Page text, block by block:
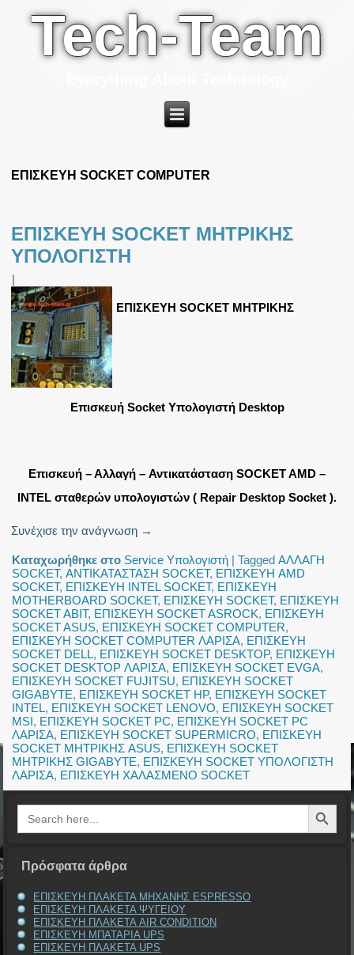
Tech-Team
ΕΠΙΣΚΕΥΗ SOCKET COMPUTER
ΕΠΙΣΚΕΥΗ SOCKET ΜΗΤΡΙΚΗΣ
ΥΠΟΛΟΓΙΣΤΗ
|
ΕΠΙΣΚΕΥΗ SOCKET ΜΗΤΡΙΚΗΣ
Επισκευή Socket Υπολογιστή Desktop
Επισκευή – Αλλαγή – Αντικατάσταση SOCKET AMD –
INTEL σταθερών υπολογιστών ( Repair Desktop Socket ).
Συνέχισε την ανάγνωση →
Καταχωρήθηκε στο Service Υπολογιστή |Tagged ΑΛΛΑΓΗ
SOCKET,ΑΝΤΙΚΑΤΑΣΤΑΣΗ SOCKET, ΕΠΙΣΚΕΥΗ AMD
SOCKET, ΕΠΙΣΚΕΥΗ INTEL SOCKET, ΕΠΙΣΚΕΥΗ
MOTHERBOARD SOCKET, ΕΠΙΣΚΕΥΗ SOCKET, ΕΠΙΣΚΕΥΗ
SOCKET ABIT, ΕΠΙΣΚΕΥΗ SOCKET ASROCK, ΕΠΙΣΚΕΥΗ
SOCKET ASUS, ΕΠΙΣΚΕΥΗ SOCKET COMPUTER,
ΕΠΙΣΚΕΥΗ SOCKET COMPUTER ΛΑΡΙΣΑ, ΕΠΙΣΚΕΥΗ
SOCKET DELL, ΕΠΙΣΚΕΥΗ SOCKET DESKTOP, ΕΠΙΣΚΕΥΗ
SOCKET DESKTOP ΛΑΡΙΣΑ, ΕΠΙΣΚΕΥΗ SOCKET EVGA,
ΕΠΙΣΚΕΥΗ SOCKET FUJITSU, ΕΠΙΣΚΕΥΗ SOCKET
GIGABYTE, ΕΠΙΣΚΕΥΗ SOCKET HP, ΕΠΙΣΚΕΥΗ SOCKET
INTEL, ΕΠΙΣΚΕΥΗ SOCKET LENOVO, ΕΠΙΣΚΕΥΗ SOCKET
MSI, ΕΠΙΣΚΕΥΗ SOCKET PC, ΕΠΙΣΚΕΥΗ SOCKET PC
ΛΑΡΙΣΑ, ΕΠΙΣΚΕΥΗ SOCKET SUPERMICRO, ΕΠΙΣΚΕΥΗ
SOCKET ΜΗΤΡΙΚΗΣ ASUS, ΕΠΙΣΚΕΥΗ SOCKET
ΜΗΤΡΙΚΗΣ GIGABYTE, ΕΠΙΣΚΕΥΗ SOCKET ΥΠΟΛΟΓΙΣΤΗ
ΛΑΡΙΣΑ, ΕΠΙΣΚΕΥΗ ΧΑΛΑΣΜΕΝΟ SOCKET
Search
for:
Search Button
Πρόσφατα άρθρα
ΕΠΙΣΚΕΥΗ ΠΛΑΚΕΤΑ ΜΗΧΑΝΗΣ ESPRESSO
ΕΠΙΣΚΕΥΗ ΠΛΑΚΕΤΑ ΨΥΓΕΙΟΥ
ΕΠΙΣΚΕΥΗ ΠΛΑΚΕΤΑ AIR CONDITION
ΕΠΙΣΚΕΥΗ ΜΠΑΤΑΡΙΑ UPS
ΕΠΙΣΚΕΥΗ ΠΛΑΚΕΤΑ UPS